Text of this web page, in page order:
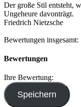
Der große Stil entsteht,
Ungeheure davonträgt.
Friedrich Nietzsche
Bewertungen insgesamt:
Bewertungen
Ihre Bewertung: